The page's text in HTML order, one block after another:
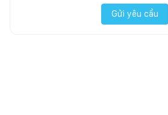
Gửi yêu cầu